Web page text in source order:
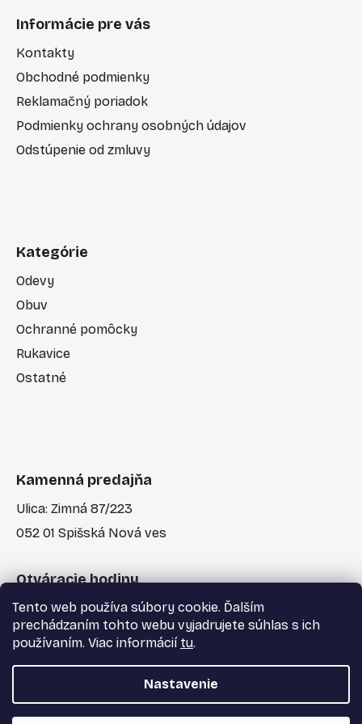
Tento web používa súbory cookie. Ďalším
prechádzaním tohto webu vyjadrujete súhlas s ich
používaním. Viac informácií tu.
Nastavenie
Informácie pre vás
Kontakty
Obchodné podmienky
Reklamačný poriadok
Podmienky ochrany osobných údajov
Odstúpenie od zmluvy
Kategórie
Odevy
Obuv
Ochranné pomôcky
Rukavice
Ostatné
Kamenná predajňa
Ulica: Zimná 87/223
052 01 Spišská Nová ves
Otváracie hodiny
Po-Pia: 7:30 - 17:00
Vytvoril Shoptet a Adatelier